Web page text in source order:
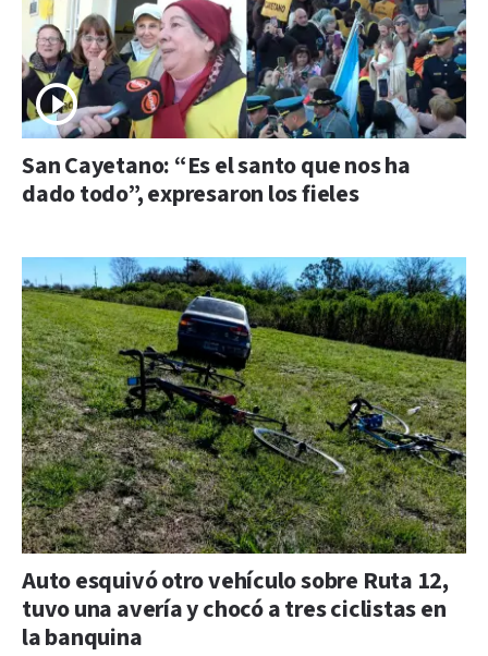
San Cayetano: “Es el santo que nos ha
dado todo”, expresaron los fieles
Auto esquivó otro vehículo sobre Ruta 12,
tuvo una avería y chocó a tres ciclistas en
la banquina